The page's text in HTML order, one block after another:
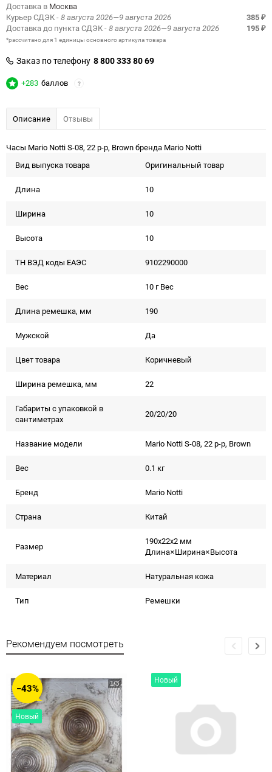
Доставка в Москва
Курьер СДЭК- 8 августа 2026—9 августа 2026 385 ₽
Доставка до пункта СДЭК- 8 августа 2026—9 августа 2026 195 ₽
*рассчитано для 1 единицы основного артикула товара
Заказ по телефону 8 800 333 80 69
+283 баллов ?
Описание Отзывы
Часы Mario Notti S-08, 22 р-р, Brown бренда Mario Notti
Вид выпуска товара
Оригинальный товар
Длина 10
Ширина 10
Высота 10
ТН ВЭД коды ЕАЭС 9102290000
Вес 10 г Вес
Длина ремешка, мм 190
Мужской Да
Цвет товара Коричневый
Ширина ремешка, мм 22
Габариты с упаковкой в
сантиметрах
20/20/20
Название модели Mario Notti S-08, 22 р-р, Brown
Вес 0.1 кг
Бренд Mario Notti
Страна Китай
Размер
190x22x2 мм
Длина×Ширина×Высота
Материал Натуральная кожа
Тип Ремешки
Рекомендуем посмотреть
−43%
Новый
Новый